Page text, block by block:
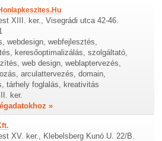
XIII. ker., Visegrádi utca 42-46.
webdesign, webfejlesztés,
keresőoptimalizálás, szolgáltató,
web design, weblaptervezés,
arculattervezés, domain,
tárhely foglalás, kreativitás
ker.
»
XV. ker., Klebelsberg Kunó U. 22/B.